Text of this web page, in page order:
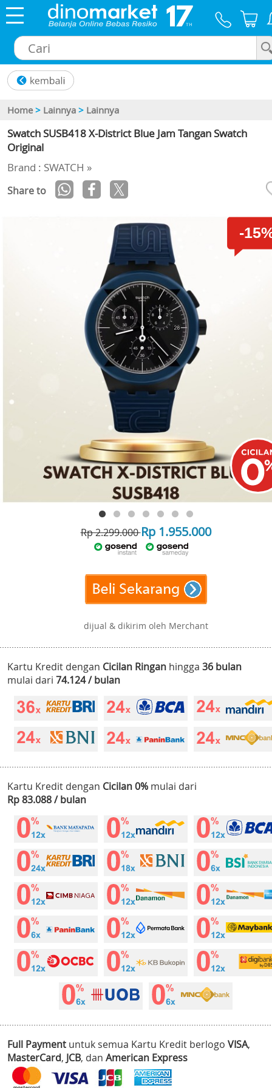
Home > Lainnya > Lainnya
Swatch SUSB418 X-District Blue Jam Tangan Swatch
Original
Brand : SWATCH »
Share to
-
Rp 2.299.000Rp 1.955.000
dijual & dikirim oleh Merchant
Kartu Kredit dengan Cicilan Ringan hingga 36 bulan
mulai dari 74.124 / bulan
Kartu Kredit dengan Cicilan 0% mulai dari
Rp 83.088 / bulan
Full Payment untuk semua Kartu Kredit berlogo VISA,
MasterCard, JCB, dan American Express